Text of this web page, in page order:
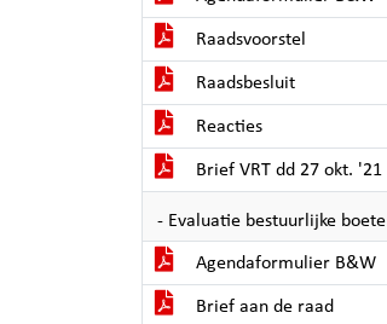
Raadsvoorstel
Raadsbesluit
Reacties
Brief VRT dd 27 okt. '21
- Evaluatie bestuurlijke boete
Agendaformulier B&W
Brief aan de raad